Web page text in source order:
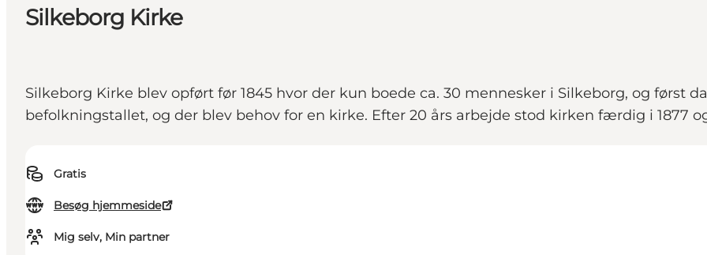
Silkeborg Kirke
Silkeborg Kirke blev opført før 1845 hvor der kun boede ca. 30 mennesker i Silkeborg, og først
befolkningstallet, og der blev behov for en kirke. Efter 20 års arbejde stod kirken færdig i 1877
Gratis
Besøg hjemmeside
Mig selv, Min partner